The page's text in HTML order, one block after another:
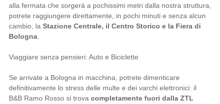
alla fermata che sorgerà a pochissimi metri dalla nostra struttura,
potrete raggiungere direttamente, in pochi minuti e senza alcun
cambio, la Stazione Centrale, il Centro Storico e la Fiera di
Bologna.
Viaggiare senza pensieri: Auto e Biciclette
Se arrivate a Bologna in macchina, potrete dimenticare
definitivamente lo stress delle multe e dei varchi elettronici: il
B&B Ramo Rosso si trova completamente fuori dalla ZTL